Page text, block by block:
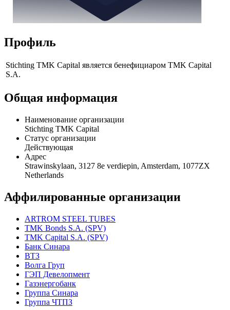
Профиль
Stichting TMK Capital является бенефициаром TMK Capital
S.A.
Общая информация
Наименование организации
Stichting TMK Capital
Статус организации
Действующая
Адрес
Strawinskylaan, 3127 8e verdiepin, Amsterdam, 1077ZX
Netherlands
Аффилированные организации
ARTROM STEEL TUBES
TMK Bonds S.A. (SPV)
TMK Capital S.A. (SPV)
Банк Синара
ВТЗ
Волга Груп
ГЭП Девелопмент
Газэнергобанк
Группа Синара
Группа ЧТПЗ